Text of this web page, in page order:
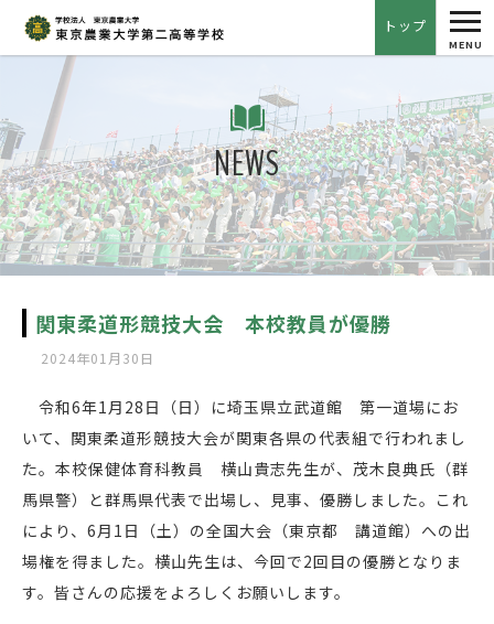
トップ
MENU
NEWS
関東柔道形競技大会 本校教員が優勝
2024年01月30日
令和6年1月28日（日）に埼玉県立武道館 第一道場にお
いて、関東柔道形競技大会が関東各県の代表組で行われまし
た。本校保健体育科教員 横山貴志先生が、茂木良典氏（群
馬県警）と群馬県代表で出場し、見事、優勝しました。これ
により、6月1日（土）の全国大会（東京都 講道館）への出
場権を得ました。横山先生は、今回で2回目の優勝となりま
す。皆さんの応援をよろしくお願いします。